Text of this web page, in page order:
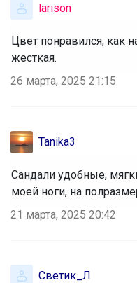
larison
Цвет понравился, как
жесткая.
26 марта, 2025 21:15
Tanika3
Сандали удобные,
моей ноги, на
21 марта, 2025 20:42
Светик_Л